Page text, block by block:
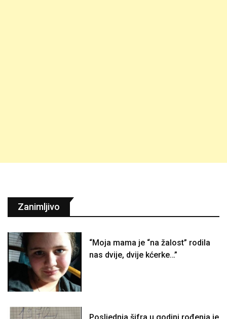
Zanimljivo
“Moja mama je “na žalost” rodila
nas dvije, dvije kćerke…”